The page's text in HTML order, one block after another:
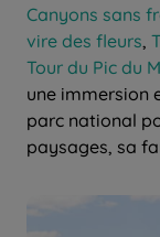
Canyons sans
vire des fleurs,
Tour du Pic du
une immersion
parc national
paysages, sa